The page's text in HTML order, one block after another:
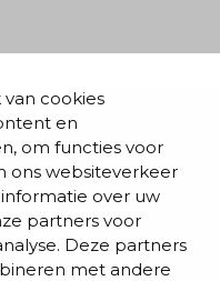
cookies
en
om functies voor
ons websiteverkeer
over uw
partners voor
Deze partners
met andere